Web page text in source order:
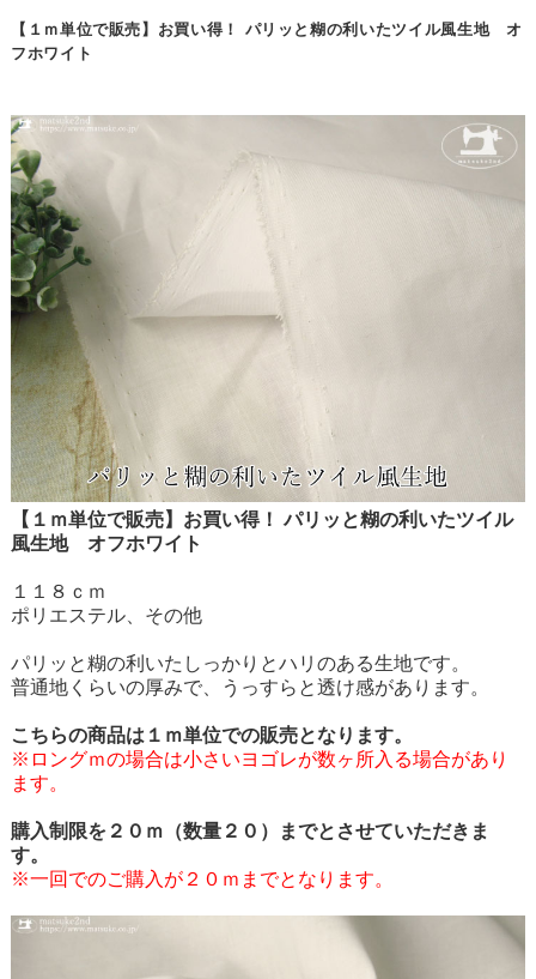
【１ｍ単位で販売】お買い得！ パリッと糊の利いたツイル風生地 オ
フホワイト
【１ｍ単位で販売】お買い得！ パリッと糊の利いたツイル
風生地 オフホワイト
１１８ｃｍ
ポリエステル、その他
パリッと糊の利いたしっかりとハリのある生地です。
普通地くらいの厚みで、うっすらと透け感があります。
こちらの商品は１ｍ単位での販売となります。
※ロングｍの場合は小さいヨゴレが数ヶ所入る場合があり
ます。
購入制限を２０ｍ（数量２０）までとさせていただきま
す。
※一回でのご購入が２０ｍまでとなります。